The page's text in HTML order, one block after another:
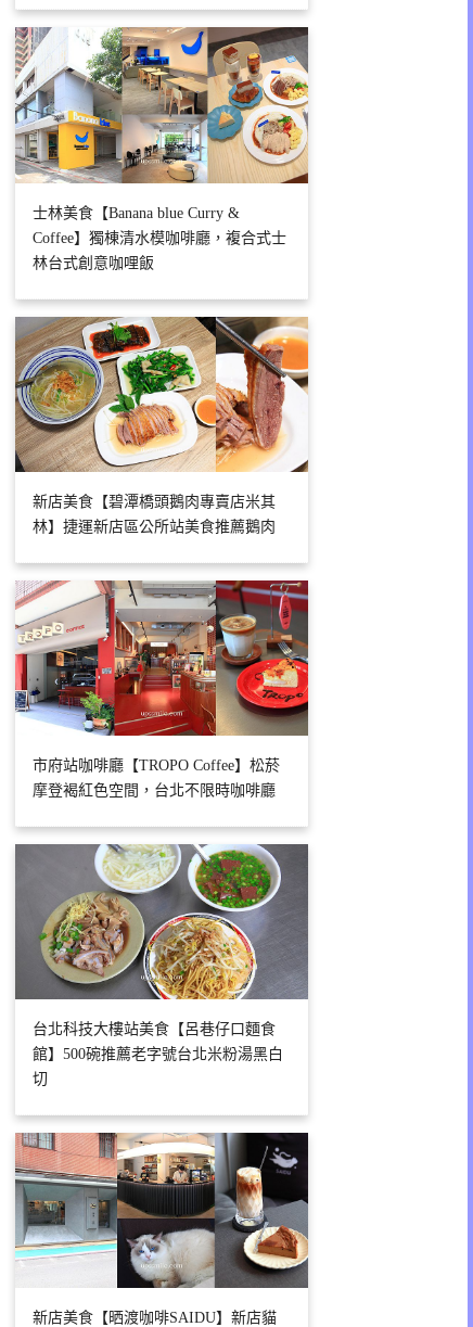
士林美食【Banana blue Curry &
Coffee】獨棟清水模咖啡廳，複合式士
林台式創意咖哩飯
新店美食【碧潭橋頭鵝肉專賣店米其
林】捷運新店區公所站美食推薦鵝肉
市府站咖啡廳【TROPO Coffee】松菸
摩登褐紅色空間，台北不限時咖啡廳
台北科技大樓站美食【呂巷仔口麵食
館】500碗推薦老字號台北米粉湯黑白
切
新店美食【晒渡咖啡SAIDU】新店貓